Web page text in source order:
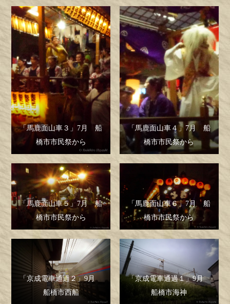
「馬鹿面山車３」7月 船
橋市市民祭から
「馬鹿面山車４」7月 船
橋市市民祭から
「馬鹿面山車５」7月 船
橋市市民祭から
「馬鹿面山車６」7月 船
橋市市民祭から
「京成電車通過２」9月
船橋市西船
「京成電車通過１」9月
船橋市海神